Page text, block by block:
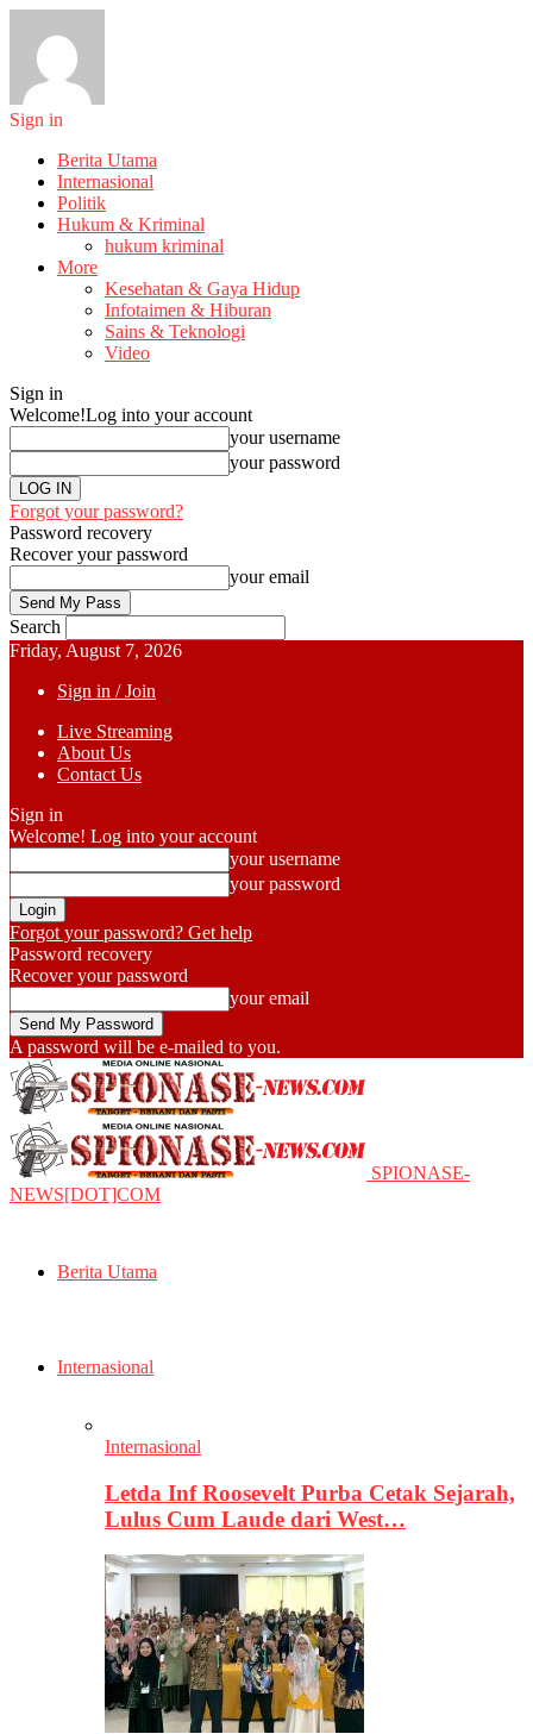
Sign in
Berita Utama
Internasional
Politik
Hukum & Kriminal
hukum kriminal
More
Kesehatan & Gaya Hidup
Infotaimen & Hiburan
Sains & Teknologi
Video
Sign in
Welcome!Log into your account
your username
your password
Forgot your password?
Password recovery
Recover your password
your email
Search
Friday, August 7, 2026
Sign in / Join
Live Streaming
About Us
Contact Us
Sign in
Welcome! Log into your account
your username
your password
Forgot your password? Get help
Password recovery
Recover your password
your email
A password will be e-mailed to you.
SPIONASE-
NEWS[DOT]COM
Berita Utama
Internasional
Internasional
Letda Inf Roosevelt Purba Cetak Sejarah,
Lulus Cum Laude dari West…